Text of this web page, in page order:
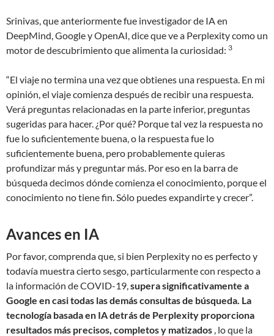
Srinivas, que anteriormente fue investigador de IA en
DeepMind, Google y OpenAI, dice que ve a Perplexity como un
motor de descubrimiento que alimenta la curiosidad: 3
“El viaje no termina una vez que obtienes una respuesta. En mi
opinión, el viaje comienza después de recibir una respuesta.
Verá preguntas relacionadas en la parte inferior, preguntas
sugeridas para hacer. ¿Por qué? Porque tal vez la respuesta no
fue lo suficientemente buena, o la respuesta fue lo
suficientemente buena, pero probablemente quieras
profundizar más y preguntar más. Por eso en la barra de
búsqueda decimos dónde comienza el conocimiento, porque el
conocimiento no tiene fin. Sólo puedes expandirte y crecer”.
Avances en IA
Por favor, comprenda que, si bien Perplexity no es perfecto y
todavía muestra cierto sesgo, particularmente con respecto a
la información de COVID-19,supera significativamente a
Google en casi todas las demás consultas de búsqueda. La
tecnología basada en IA detrás de Perplexity proporciona
resultados más precisos, completos y matizados , lo que la